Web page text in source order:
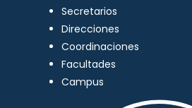
Secretarios
Direcciones
Coordinaciones
Facultades
Campus